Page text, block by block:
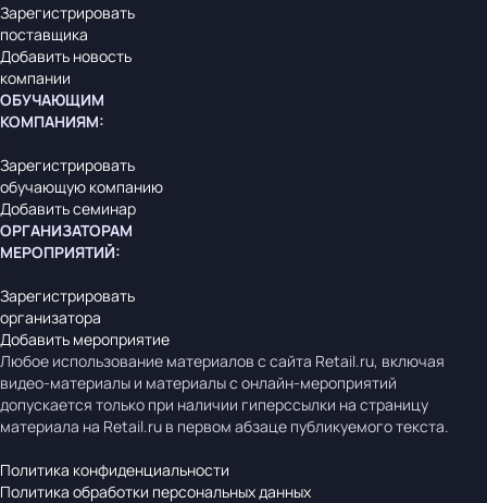
Зарегистрировать
поставщика
Добавить новость
компании
ОБУЧАЮЩИМ
КОМПАНИЯМ:
Зарегистрировать
обучающую компанию
Добавить семинар
ОРГАНИЗАТОРАМ
МЕРОПРИЯТИЙ:
Зарегистрировать
организатора
Добавить мероприятие
Любое использование материалов с сайта Retail.ru, включая
видео-материалы и материалы с онлайн-мероприятий
допускается только при наличии гиперссылки на страницу
материала на Retail.ru в первом абзаце публикуемого текста.
Политика конфиденциальности
Политика обработки персональных данных